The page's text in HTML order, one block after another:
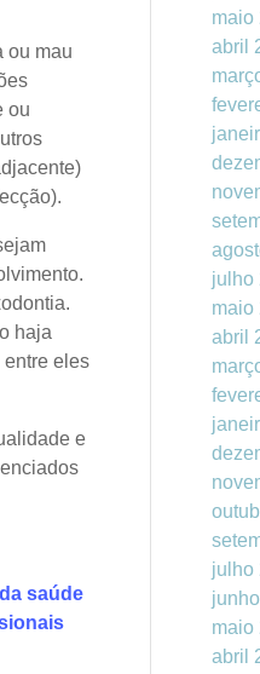
ou mau
ou
haja
eles
e
saúde
maio
abril
julho
maio
abril
julho
maio
abril